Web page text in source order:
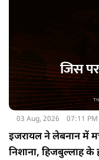
03 Aug, 2026 07:11 PM
इजरायल ने लेबनान में
निशाना, हिजबुल्लाह